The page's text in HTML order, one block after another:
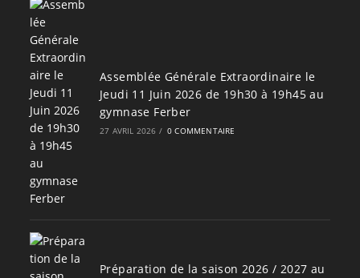
Assemblée Générale Extraordinaire le
Jeudi 11 Juin 2026 de 19h30 à 19h45 au
gymnase Ferber
27 AVRIL 2026 / 0 COMMENTAIRE
Préparation de la saison 2026 / 2027 au